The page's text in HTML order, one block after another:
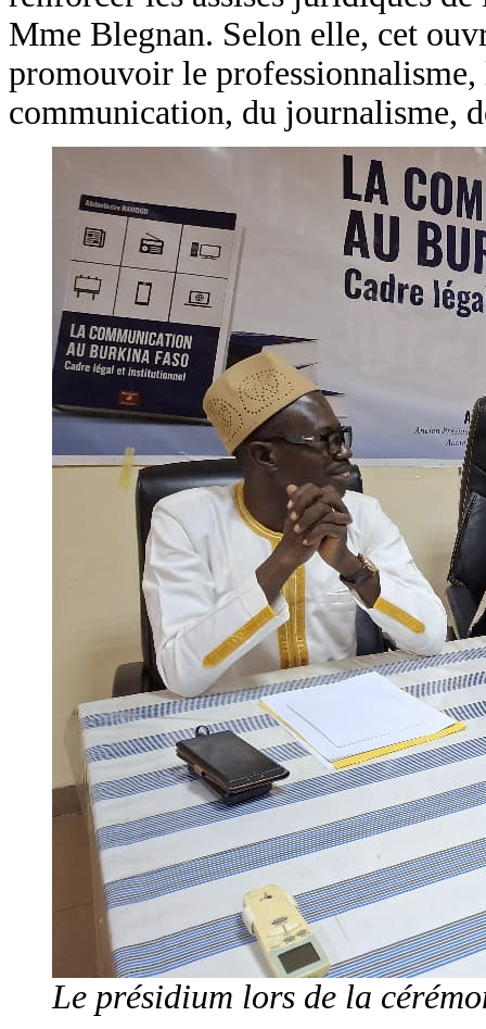
Mme Blegnan. Selon elle, cet
promouvoir le professionnalisme,
communication, du journalisme,
Le présidium lors de la